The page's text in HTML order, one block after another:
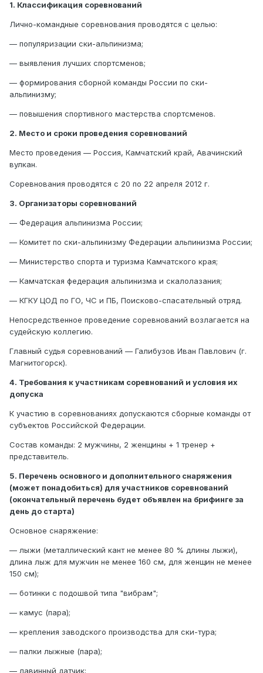
1. Классификация соревнований
Лично-командные соревнования проводятся с целью:
— популяризации ски-альпинизма;
— выявления лучших спортсменов;
— формирования сборной команды России по ски-
альпинизму;
— повышения спортивного мастерства спортсменов.
2. Место и сроки проведения соревнований
Место проведения — Россия, Камчатский край, Авачинский
вулкан.
Соревнования проводятся с 20 по 22 апреля 2012 г.
3. Организаторы соревнований
— Федерация альпинизма России;
— Комитет по ски-альпинизму Федерации альпинизма России;
— Министерство спорта и туризма Камчатского края;
— Камчатская федерация альпинизма и скалолазания;
— КГКУ ЦОД по ГО, ЧС и ПБ, Поисково-спасательный отряд.
Непосредственное проведение соревнований возлагается на
судейскую коллегию.
Главный судья соревнований — Галибузов Иван Павлович (г.
Магнитогорск).
4. Требования к участникам соревнований и условия их
допуска
К участию в соревнованиях допускаются сборные команды от
субъектов Российской Федерации.
Состав команды: 2 мужчины, 2 женщины + 1 тренер +
представитель.
5. Перечень основного и дополнительного снаряжения
(может понадобиться) для участников соревнований
(окончательный перечень будет объявлен на брифинге за
день до старта)
Основное снаряжение:
— лыжи (металлический кант не менее 80 % длины лыжи),
длина лыж для мужчин не менее 160 см, для женщин не менее
150 см);
— ботинки с подошвой типа "вибрам";
— камус (пара);
— крепления заводского производства для ски-тура;
— палки лыжные (пара);
— лавинный датчик;